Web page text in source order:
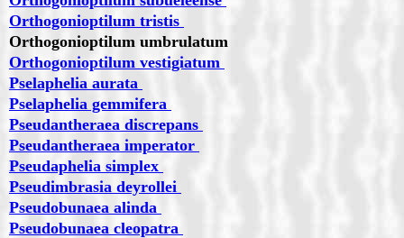
Orthogonioptilum tristis
Orthogonioptilum umbrulatum
Orthogonioptilum vestigiatum
Pselaphelia aurata
Pselaphelia gemmifera
Pseudantheraea discrepans
Pseudantheraea imperator
Pseudaphelia simplex
Pseudimbrasia deyrollei
Pseudobunaea alinda
Pseudobunaea cleopatra